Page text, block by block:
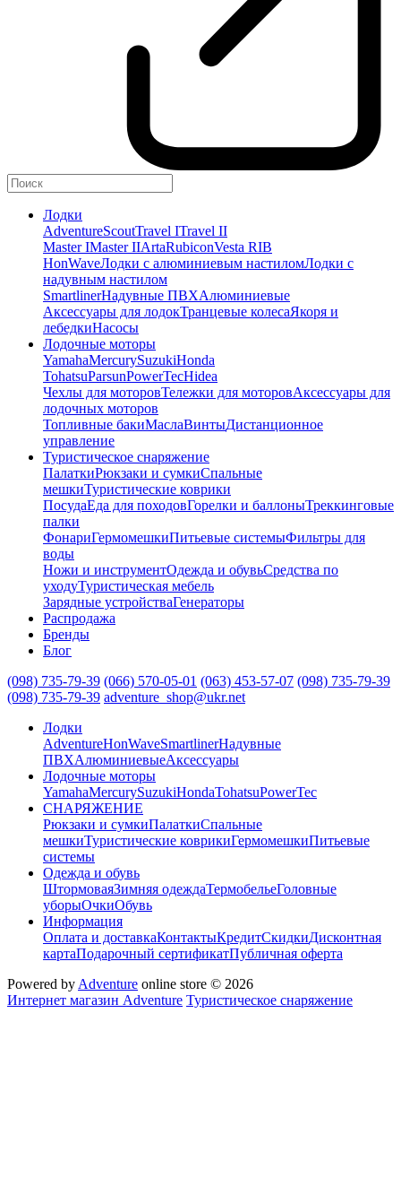
Лодки
AdventureScoutTravel ITravel II
Master IMaster IIArtaRubiconVesta RIB
HonWaveЛодки с алюминиевым настиломЛодки с
надувным настилом
SmartlinerНадувные ПВХАлюминиевые
Аксессуары для лодокТранцевые колесаЯкоря и
лебедкиНасосы
Лодочные моторы
YamahaMercurySuzukiHonda
TohatsuParsunPowerTecHidea
Чехлы для моторовТележки для моторовАксессуары для
лодочных моторов
Топливные бакиМаслаВинтыДистанционное
управление
Туристическое снаряжение
ПалаткиРюкзаки и сумкиСпальные
мешкиТуристические коврики
ПосудаЕда для походовГорелки и баллоныТреккинговые
палки
ФонариГермомешкиПитьевые системыФильтры для
воды
Ножи и инструментОдежда и обувьСредства по
уходуТуристическая мебель
Зарядные устройстваГенераторы
Распродажа
Бренды
Блог
(098) 735-79-39 (066) 570-05-01 (063) 453-57-07 (098) 735-79-39
(098) 735-79-39 adventure_shop@ukr.net
Лодки
AdventureHonWaveSmartlinerНадувные
ПВХАлюминиевыеАксессуары
Лодочные моторы
YamahaMercurySuzukiHondaTohatsuPowerTec
СНАРЯЖЕНИЕ
Рюкзаки и сумкиПалаткиСпальные
мешкиТуристические коврикиГермомешкиПитьевые
системы
Одежда и обувь
ШтормоваяЗимняя одеждаТермобельеГоловные
уборыОчкиОбувь
Информация
Оплата и доставкаКонтактыКредитСкидкиДисконтная
картаПодарочный сертификатПубличная оферта
Powered by Adventure online store © 2026
Интернет магазин Adventure Туристическое снаряжение